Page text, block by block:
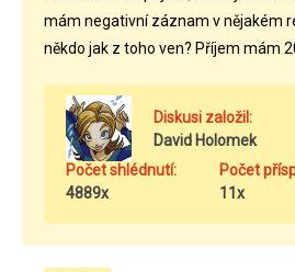
mám negativní záznam v nějakém
někdo jak z toho ven? Příjem mám
Diskusi založil:
David Holomek
Počet shlédnutí:
4889x
Počet
11x